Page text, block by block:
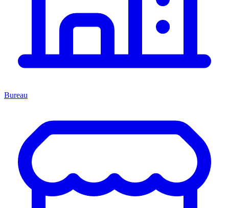
Bureau